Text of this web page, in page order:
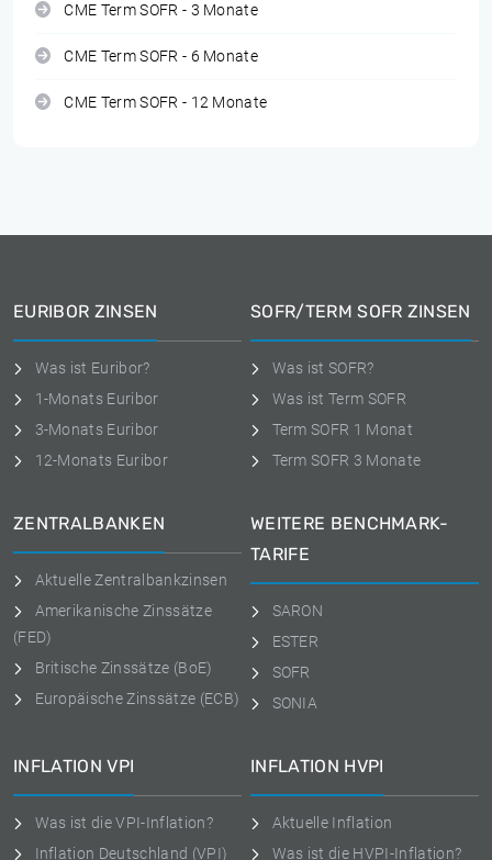
CME Term SOFR - 3 Monate
CME Term SOFR - 6 Monate
CME Term SOFR - 12 Monate
EURIBOR ZINSEN
Was ist Euribor?
1-Monats Euribor
3-Monats Euribor
12-Monats Euribor
SOFR/TERM SOFR ZINSEN
Was ist SOFR?
Was ist Term SOFR
Term SOFR 1 Monat
Term SOFR 3 Monate
ZENTRALBANKEN
Aktuelle Zentralbankzinsen
Amerikanische Zinssätze
(FED)
Britische Zinssätze (BoE)
Europäische Zinssätze (ECB)
WEITERE BENCHMARK-
TARIFE
SARON
ESTER
SOFR
SONIA
INFLATION VPI
Was ist die VPI-Inflation?
Inflation Deutschland (VPI)
INFLATION HVPI
Aktuelle Inflation
Was ist die HVPI-Inflation?